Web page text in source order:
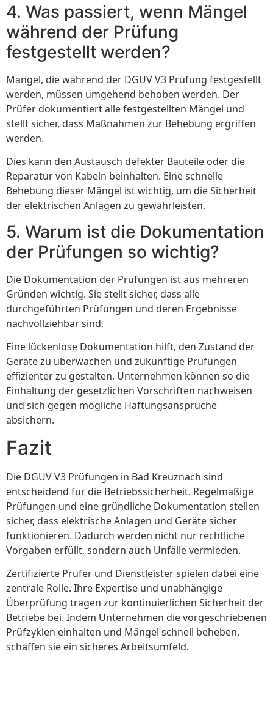
4. Was passiert, wenn Mängel
während der Prüfung
festgestellt werden?
Mängel, die während der DGUV V3 Prüfung festgestellt
werden, müssen umgehend behoben werden. Der
Prüfer dokumentiert alle festgestellten Mängel und
stellt sicher, dass Maßnahmen zur Behebung ergriffen
werden.
Dies kann den Austausch defekter Bauteile oder die
Reparatur von Kabeln beinhalten. Eine schnelle
Behebung dieser Mängel ist wichtig, um die Sicherheit
der elektrischen Anlagen zu gewährleisten.
5. Warum ist die Dokumentation
der Prüfungen so wichtig?
Die Dokumentation der Prüfungen ist aus mehreren
Gründen wichtig. Sie stellt sicher, dass alle
durchgeführten Prüfungen und deren Ergebnisse
nachvollziehbar sind.
Eine lückenlose Dokumentation hilft, den Zustand der
Geräte zu überwachen und zukünftige Prüfungen
effizienter zu gestalten. Unternehmen können so die
Einhaltung der gesetzlichen Vorschriften nachweisen
und sich gegen mögliche Haftungsansprüche
absichern.
Fazit
Die DGUV V3 Prüfungen in Bad Kreuznach sind
entscheidend für die Betriebssicherheit. Regelmäßige
Prüfungen und eine gründliche Dokumentation stellen
sicher, dass elektrische Anlagen und Geräte sicher
funktionieren. Dadurch werden nicht nur rechtliche
Vorgaben erfüllt, sondern auch Unfälle vermieden.
Zertifizierte Prüfer und Dienstleister spielen dabei eine
zentrale Rolle. Ihre Expertise und unabhängige
Überprüfung tragen zur kontinuierlichen Sicherheit der
Betriebe bei. Indem Unternehmen die vorgeschriebenen
Prüfzyklen einhalten und Mängel schnell beheben,
schaffen sie ein sicheres Arbeitsumfeld.